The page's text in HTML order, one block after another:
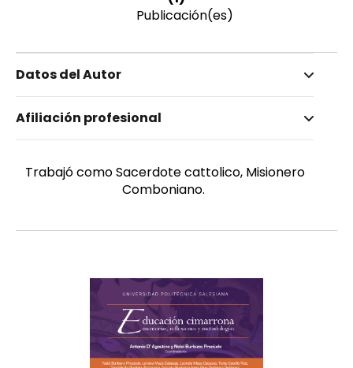
Publicación(es)
Datos del Autor
D'Angostino, Antonio
Masculino
Afiliación profesional
Trabajó como Sacerdote cattolico, Misionero
Comboniano.